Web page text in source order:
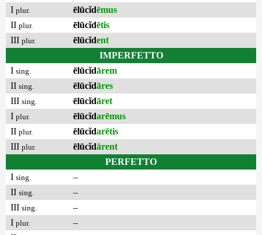
I plur. ēlūcĭdēmus
II plur. ēlūcĭdētis
III plur. ēlūcĭdent
IMPERFETTO
I sing. ēlūcĭdārem
II sing. ēlūcĭdāres
III sing. ēlūcĭdāret
I plur. ēlūcĭdarēmus
II plur. ēlūcĭdarētis
III plur. ēlūcĭdārent
PERFETTO
I sing.
–
II sing.
–
III sing.
–
I plur.
–